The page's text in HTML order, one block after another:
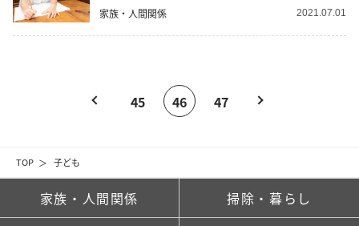
TOP 子ども
家族・人間関係 2021.07.01
45 46 47
家族・人間関係 掃除・暮らし